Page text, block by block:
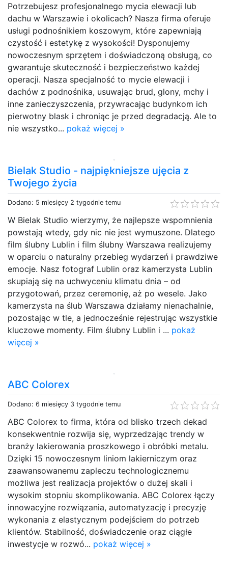
Potrzebujesz profesjonalnego mycia elewacji lub
dachu w Warszawie i okolicach? Nasza firma oferuje
usługi podnośnikiem koszowym, które zapewniają
czystość i estetykę z wysokości! Dysponujemy
nowoczesnym sprzętem i doświadczoną obsługą, co
gwarantuje skuteczność i bezpieczeństwo każdej
operacji. Nasza specjalność to mycie elewacji i
dachów z podnośnika, usuwając brud, glony, mchy i
inne zanieczyszczenia, przywracając budynkom ich
pierwotny blask i chroniąc je przed degradacją. Ale to
nie wszystko... pokaż więcej »
Bielak Studio - najpiękniejsze ujęcia z
Twojego życia
Dodano: 5 miesięcy 2 tygodnie temu
W Bielak Studio wierzymy, że najlepsze wspomnienia
powstają wtedy, gdy nic nie jest wymuszone. Dlatego
film ślubny Lublin i film ślubny Warszawa realizujemy
w oparciu o naturalny przebieg wydarzeń i prawdziwe
emocje. Nasz fotograf Lublin oraz kamerzysta Lublin
skupiają się na uchwyceniu klimatu dnia – od
przygotowań, przez ceremonię, aż po wesele. Jako
kamerzysta na ślub Warszawa działamy nienachalnie,
pozostając w tle, a jednocześnie rejestrując wszystkie
kluczowe momenty. Film ślubny Lublin i ... pokaż
więcej »
ABC Colorex
Dodano: 6 miesięcy 3 tygodnie temu
ABC Colorex to firma, która od blisko trzech dekad
konsekwentnie rozwija się, wyprzedzając trendy w
branży lakierowania proszkowego i obróbki metalu.
Dzięki 15 nowoczesnym liniom lakierniczym oraz
zaawansowanemu zapleczu technologicznemu
możliwa jest realizacja projektów o dużej skali i
wysokim stopniu skomplikowania. ABC Colorex łączy
innowacyjne rozwiązania, automatyzację i precyzję
wykonania z elastycznym podejściem do potrzeb
klientów. Stabilność, doświadczenie oraz ciągłe
inwestycje w rozwó... pokaż więcej »